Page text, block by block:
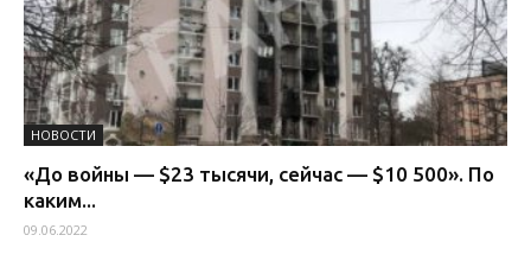
НОВОСТИ
«До войны — $23 тысячи, сейчас — $10 500». По
каким...
09.06.2022